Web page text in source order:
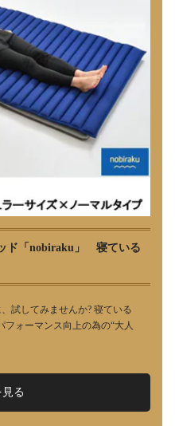
ド「nobiraku」 寝ている
試してみませんか? 寝ている
フォーマンス向上の為の“大人
る